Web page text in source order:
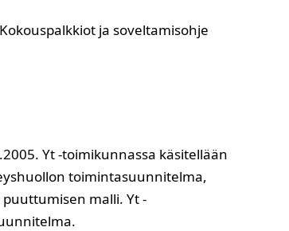
ja soveltamisohje
Yt -toimikunnassa käsitellään
toimintasuunnitelma,
malli. Yt -